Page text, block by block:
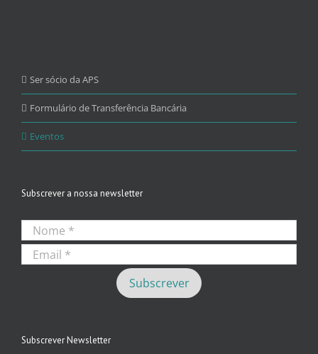
Ser sócio da APS
Formulário de Transferência Bancária
Eventos
Subscrever a nossa newsletter
Subscrever Newsletter